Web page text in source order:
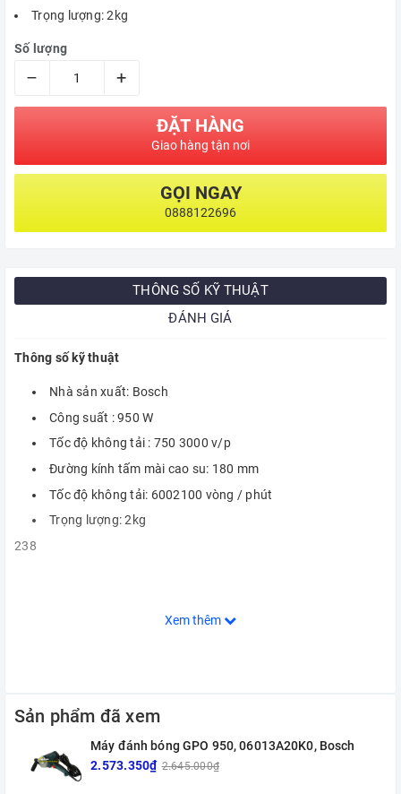
Trọng lượng: 2kg
Số lượng
– +
ĐẶT HÀNG
Giao hàng tận nơi
GỌI NGAY
0888122696
THÔNG SỐ KỸ THUẬT
ĐÁNH GIÁ
Thông số kỹ thuật
Nhà sản xuất: Bosch
Công suất : 950 W
Tốc độ không tải : 750 3000 v/p
Đường kính tấm mài cao su: 180 mm
Tốc độ không tải: 6002100 vòng / phút
Trọng lượng: 2kg
238
Xem thêm
Sản phẩm đã xem
Máy đánh bóng GPO 950, 06013A20K0, Bosch
2.573.350₫ 2.645.000₫